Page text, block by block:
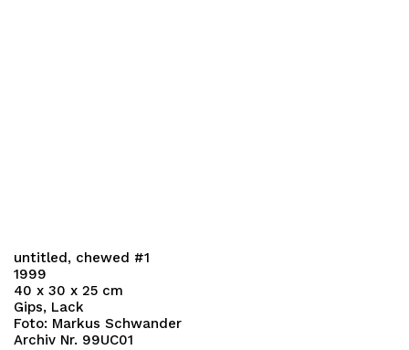
untitled, chewed #1
1999
40 x 30 x 25 cm
Gips, Lack
Foto: Markus Schwander
Archiv Nr. 99UC01